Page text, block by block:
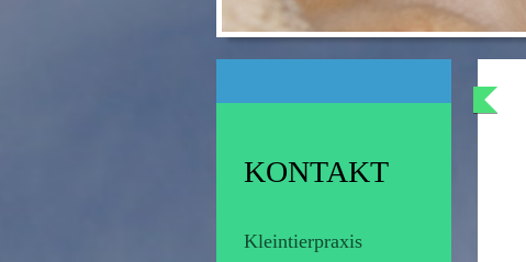
KONTAKT
Kleintierpraxis